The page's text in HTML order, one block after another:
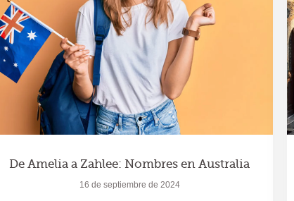
De Amelia a Zahlee: Nombres en Australia
16 de septiembre de 2024